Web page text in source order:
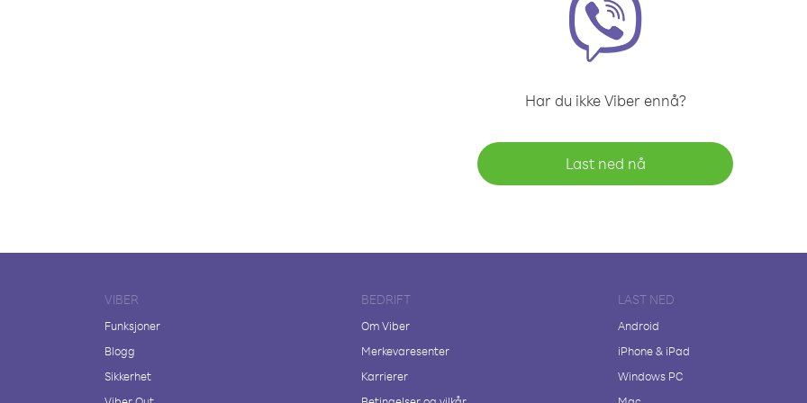
Har du ikke Viber ennå?
Last ned nå
VIBER
Funksjoner
Blogg
Sikkerhet
BEDRIFT
Om Viber
Merkevaresenter
Karrierer
LAST NED
Android
iPhone & iPad
Windows PC